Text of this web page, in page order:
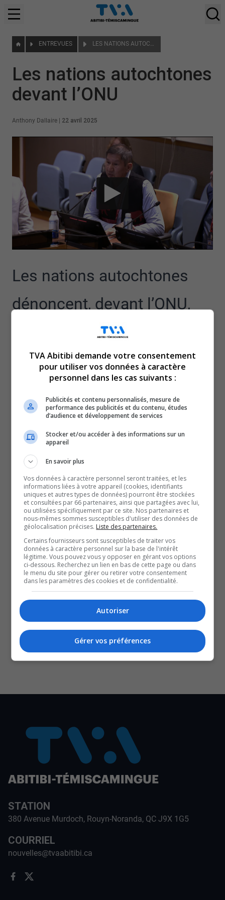
ENTREVUES LES NATIONS AUTOCHTONES DEVANT L’ONU
Les nations autochtones
devant l’ONU
Anthony Dallaire 22 avril 2025
Les nations autochtones
dénoncent, devant l’ONU,
l’attitude du gouvernement
québécois à leur égard.
Elles réclament une mise en application réelle de la
Déclaration des Nations Unies sur les Droits des peuples
autochtones au Québec.
ainsi que Lance Haymond, chef de la communauté de
à New York.
Le chef Wabanonik plaide qu’il n’y a aucune réelle écoute
de la part du gouvernement du Québec à leur égard,
notamment sur les enjeux d’exploitation des ressources
naturelles et d’environnement.
Dans un contexte socioéconomique incertain, il juge leur
présence à l’ONU plus qu’essentielle.
QUESTION DU JOUR
Commentaires
SOUTENIR NOS MÉDIAS, C’EST PROTÉGER NOTRE
CULTURE ET NOTRE ÉCONOMIE
STATION
380 Avenue Murdoch, Rouyn-Noranda, QC J9X 1G5
COURRIEL
nouvelles@tvaabitibi.ca
TVA Abitibi demande votre consentement
pour utiliser vos données à caractère
personnel dans les cas suivants :
Publicités et contenu personnalisés, mesure de
performance des publicités et du contenu, études
d’audience et développement de services
Stocker et/ou accéder à des informations sur un
appareil
En savoir plus
Vos données à caractère personnel seront traitées, et les
informations liées à votre appareil (cookies, identifiants
uniques et autres types de données) pourront être stockées
et consultées par 66 partenaires, ainsi que partagées avec lui,
ou utilisées spécifiquement par ce site. Nos partenaires et
nous-mêmes sommes susceptibles d'utiliser des données de
géolocalisation précises. Liste des partenaires.
Certains fournisseurs sont susceptibles de traiter vos
données à caractère personnel sur la base de l'intérêt
légitime. Vous pouvez vous y opposer en gérant vos options
ci-dessous. Recherchez un lien en bas de cette page ou dans
le menu du site pour gérer ou retirer votre consentement
dans les paramètres des cookies et de confidentialité.
Autoriser
Gérer vos préférences